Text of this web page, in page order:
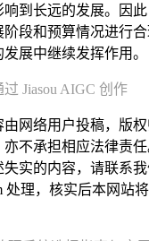
到长远的发展。因此
段和预算情况进行
展中继续发挥作用。
Jiasou AIGC 创作
网络用户投稿，版
不承担相应法律责
实的内容，请联系我
处理，核实后本网站